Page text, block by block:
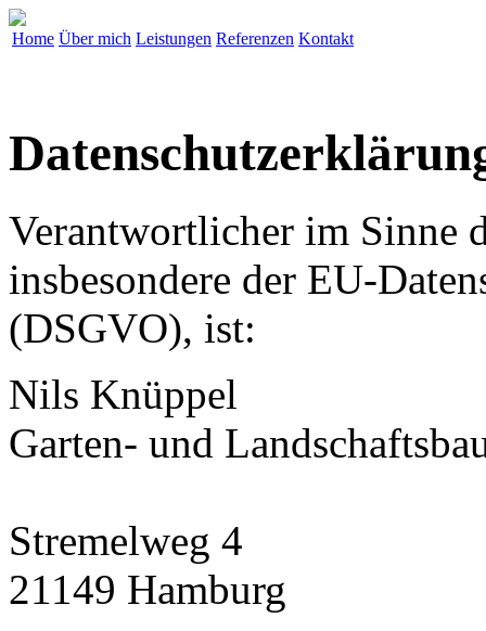
Home Über mich Leistungen Referenzen Kontakt
Verantwortlicher im Sinne
insbesondere der EU-
(DSGVO), ist:
Nils Knüppel
Garten- und
Stremelweg 4
21149 Hamburg